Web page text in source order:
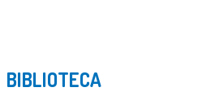
BIBLIOTECA